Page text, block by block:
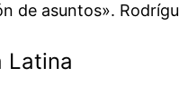
de asuntos».
Latina